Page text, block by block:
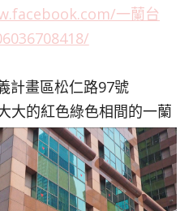
一蘭台
計畫區松仁路97號
大的紅色綠色相間的一蘭